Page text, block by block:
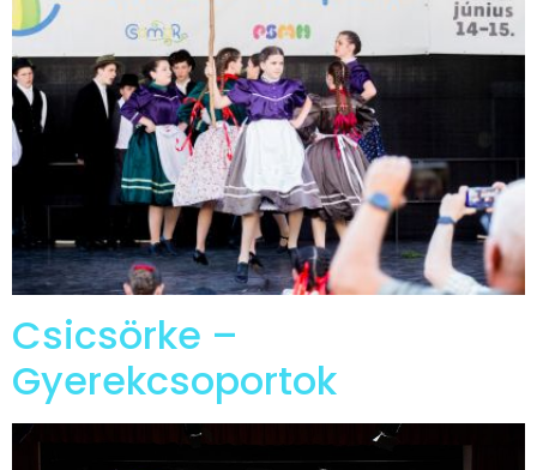
Csicsörke –
Gyerekcsoportok